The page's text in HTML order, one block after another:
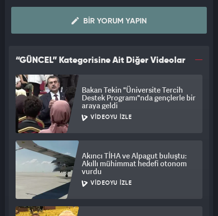
SDG terör örgütünün 10 Mart Mutabakatı çerçevesinde, Suriye
ordusuna birlik olarak değil, ferdi olarak entegre olmasını
beklediğimizi daha önce de ifade ettik.
SDG terör örgütünün zaman kazanma çabaları da boşunadır.
Entegrasyondan başka seçenek sonuç vermeyecektir.
TSK’NIN GÖRÜNTÜLERE YANSIYAN SURİYE’DEKİ
HAREKETLİLİĞİ
Geçtiğimiz hafta içerisinde TSK’nın Suriye’deki rutin
faaliyetlerine ilişkin görüntüler üzerinden operasyon hazırlığı
yapıldığına dair iddialar gündeme getirilmiştir. Görüntülere
yansıyan faaliyetlerimiz rutin birlik değişim faaliyetleridir.
Burada asıl takip edilmesi gereken TSK’nın hareketliliğinden
ziyade, terör örgütü SDG’nin durumu ve Suriye Ordusu’nun
faaliyetleridir.
BIR YORUM YAPIN
“GÜNCEL” Kategorisine Ait Diğer Videolar
Bakan Tekin "Üniversite Tercih
Destek Programı"nda gençlerle bir
araya geldi
VIDEOYU İZLE
Akıncı TİHA ve Alpagut buluştu:
Akıllı mühimmat hedefi otonom
vurdu
VIDEOYU İZLE